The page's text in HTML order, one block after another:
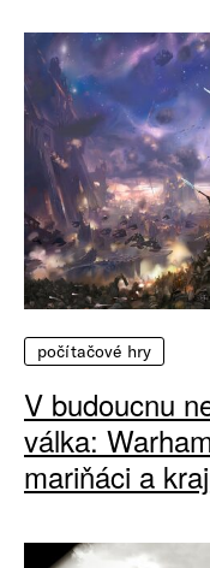
počítačové hry
V budoucnu
válka:
mariňáci a